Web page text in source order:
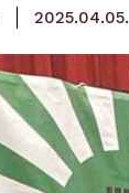
2025.04.05.